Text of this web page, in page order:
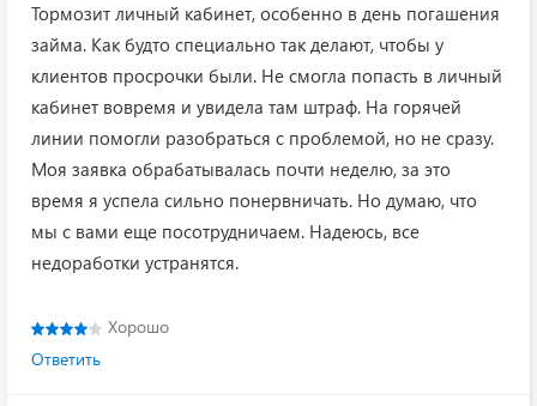
Тормозит личный кабинет, особенно в день погашения
займа. Как будто специально так делают, чтобы у
клиентов просрочки были. Не смогла попасть в личный
кабинет вовремя и увидела там штраф. На горячей
линии помогли разобраться с проблемой, но не сразу.
Моя заявка обрабатывалась почти неделю, за это
время я успела сильно понервничать. Но думаю, что
мы с вами еще посотрудничаем. Надеюсь, все
недоработки устранятся.
Хорошо
Ответить